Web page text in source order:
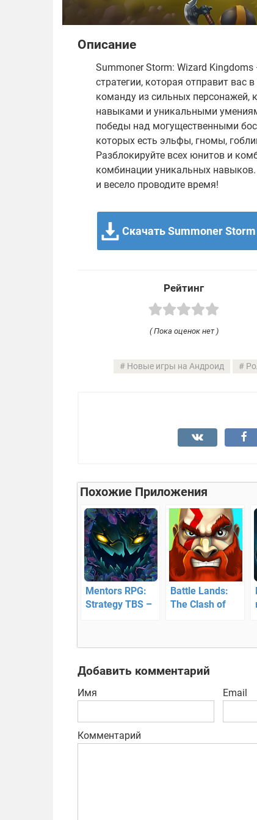
Описание
Summoner Storm: Wizard
стратегии, которая отправит вас
команду из сильных
навыками и уникальными
победы над могущественными
которых есть эльфы, гномы,
Разблокируйте всех юнитов и
комбинации уникальных
и весело проводите время!
Скачать Summoner
Рейтинг
( Пока оценок нет )
Новые игры на Андроид
Похожие Приложения
Mentors RPG:
Strategy TBS –
Battle Lands:
The Clash of
Добавить комментарий
Имя Email
Комментарий